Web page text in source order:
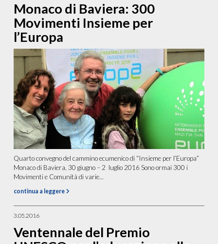
Monaco di Baviera: 300
Movimenti Insieme per
l’Europa
Quarto convegno del cammino ecumenico di “Insieme per l’Europa”
Monaco di Baviera, 30 giugno – 2 luglio 2016 Sono ormai 300 i
Movimenti e Comunità di varie...
continua a leggere
3.05.2016
Ventennale del Premio